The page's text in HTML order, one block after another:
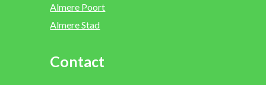
Almere Poort
Almere Stad
Contact